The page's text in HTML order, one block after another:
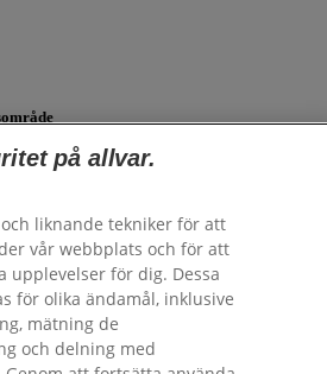
på allvar.
liknande tekniker för att
vår webbplats och för att
upplevelser för dig. Dessa
för olika ändamål, inklusive
mätning de
och delning med